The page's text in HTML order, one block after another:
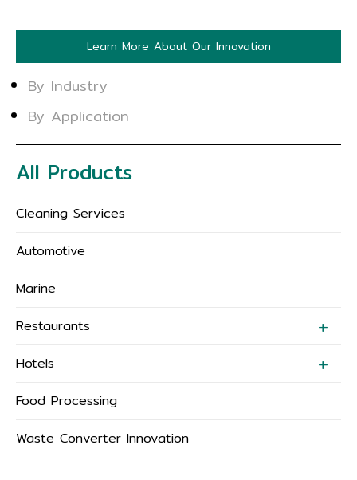
Learn More About Our Innovation
By Industry
By Application
All Products
Cleaning Services
Automotive
Marine
Restaurants
Hotels
Food Processing
Waste Converter Innovation